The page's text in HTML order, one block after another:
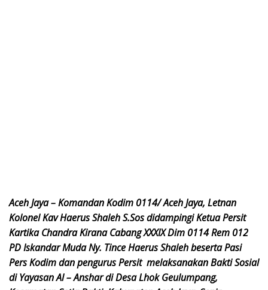
Aceh Jaya – Komandan Kodim 0114/ Aceh Jaya, Letnan
Kolonel Kav Haerus Shaleh S.Sos didampingi Ketua Persit
Kartika Chandra Kirana Cabang XXXIX Dim 0114 Rem 012
PD Iskandar Muda Ny. Tince Haerus Shaleh beserta Pasi
Pers Kodim dan pengurus Persit melaksanakan Bakti Sosial
di Yayasan Al – Anshar di Desa Lhok Geulumpang,